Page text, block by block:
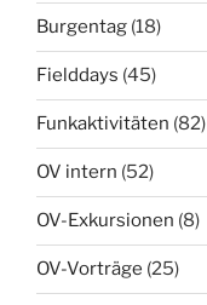
Burgentag (18)
Fielddays (45)
Funkaktivitäten (82)
OV intern (52)
OV-Exkursionen (8)
OV-Vorträge (25)